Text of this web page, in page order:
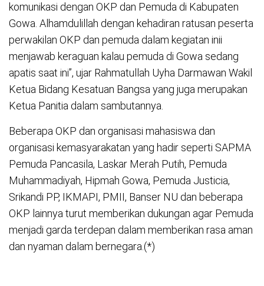
komunikasi dengan OKP dan Pemuda di Kabupaten
Gowa. Alhamdulillah dengan kehadiran ratusan peserta
perwakilan OKP dan pemuda dalam kegiatan inii
menjawab keraguan kalau pemuda di Gowa sedang
apatis saat ini”, ujar Rahmatullah Uyha Darmawan Wakil
Ketua Bidang Kesatuan Bangsa yang juga merupakan
Ketua Panitia dalam sambutannya.
Beberapa OKP dan organisasi mahasiswa dan
organisasi kemasyarakatan yang hadir seperti SAPMA
Pemuda Pancasila, Laskar Merah Putih, Pemuda
Muhammadiyah, Hipmah Gowa, Pemuda Justicia,
Srikandi PP, IKMAPI, PMII, Banser NU dan beberapa
OKP lainnya turut memberikan dukungan agar Pemuda
menjadi garda terdepan dalam memberikan rasa aman
dan nyaman dalam bernegara.(*)